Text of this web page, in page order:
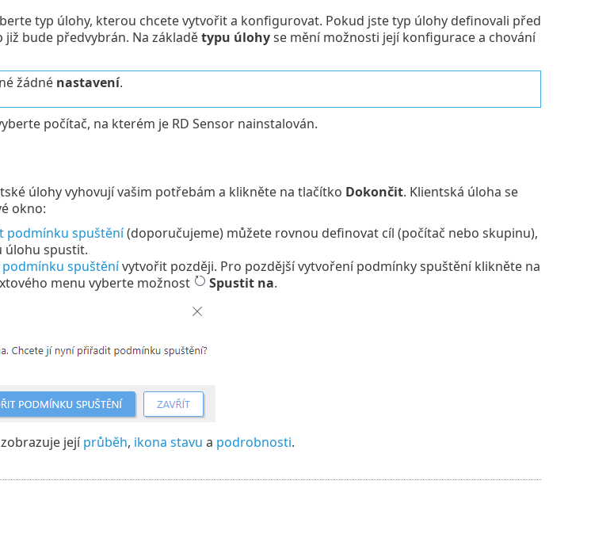
typ úlohy, kterou chcete vytvořit a konfigurovat. Pokud jste typ úlohy definovali před
již bude předvybrán. Na základětypu úlohyse mění možnosti její konfigurace a chování
žádné nastavení.
počítač, na kterém je RD Sensor nainstalován.
úlohy vyhovují vašim potřebám a klikněte na tlačítko Dokončit. Klientská úloha se
okno:
podmínku spuštění(doporučujeme) můžete rovnou definovat cíl (počítač nebo skupinu),
úlohu spustit.
podmínku spuštěnívytvořit později. Pro pozdější vytvoření podmínky spuštění klikněte na
menu vyberte možnost
Spustit na.
jejíprůběh, ikona stavu a podrobnosti.